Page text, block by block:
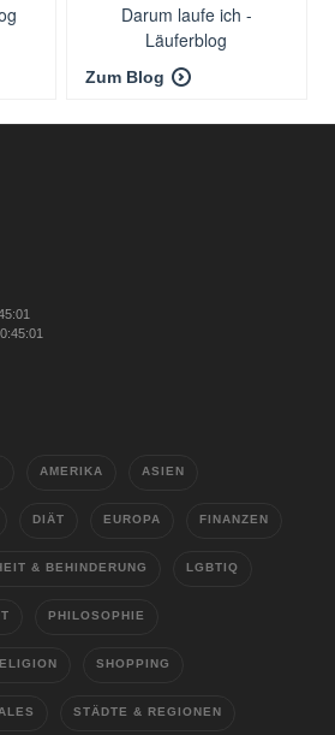
Darum laufe ich -
Läuferblog
Zum Blog
AMERIKA ASIEN
DIÄT EUROPA FINANZEN
& BEHINDERUNG LGBTIQ
PHILOSOPHIE
SHOPPING
STÄDTE & REGIONEN